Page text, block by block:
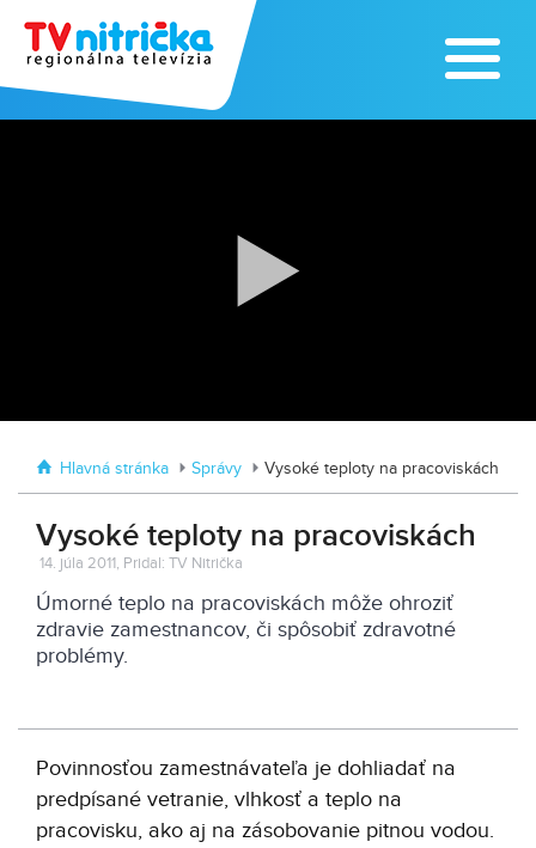
Výrobe medu zasvätil celý svoj život
Hlavná stránka Správy Vysoké teploty na pracoviskách
Vysoké teploty na pracoviskách
14. júla 2011, Pridal: TV Nitrička
Úmorné teplo na pracoviskách môže ohroziť
zdravie zamestnancov, či spôsobiť zdravotné
problémy.
Povinnosťou zamestnávateľa je dohliadať na
predpísané vetranie, vlhkosť a teplo na
pracovisku, ako aj na zásobovanie pitnou vodou.